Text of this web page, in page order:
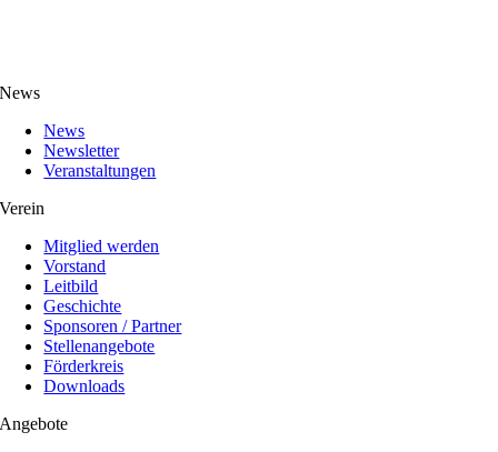
News
News
Newsletter
Veranstaltungen
Verein
Mitglied werden
Vorstand
Leitbild
Geschichte
Sponsoren / Partner
Stellenangebote
Förderkreis
Downloads
Angebote